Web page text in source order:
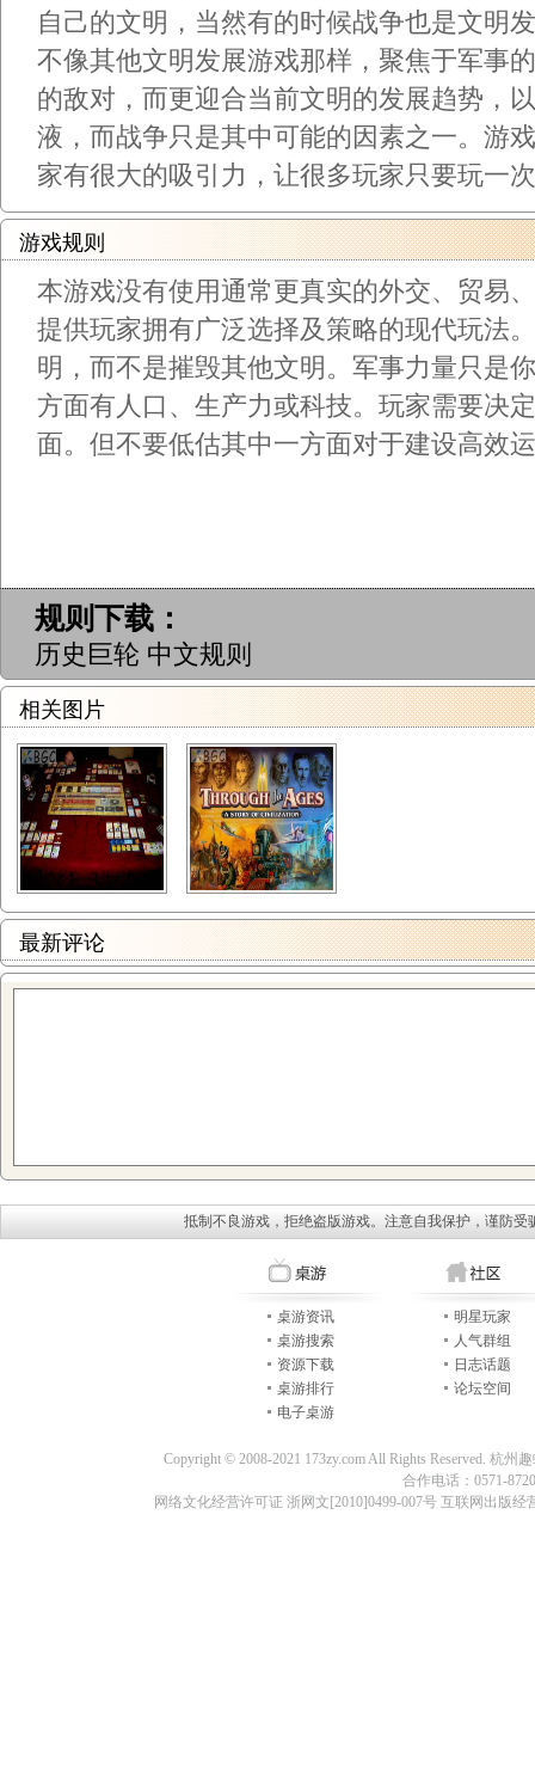
自己的文明，当然有的时候战争也是文明
不像其他文明发展游戏那样，聚焦于军事
的敌对，而更迎合当前文明的发展趋势，
液，而战争只是其中可能的因素之一。游
家有很大的吸引力，让很多玩家只要玩一
游戏规则
本游戏没有使用通常更真实的外交、贸易
提供玩家拥有广泛选择及策略的现代玩法
明，而不是摧毁其他文明。军事力量只是
方面有人口、生产力或科技。玩家需要决
面。但不要低估其中一方面对于建设高效
规则下载：
历史巨轮 中文规则
相关图片
最新评论
抵制不良游戏，拒绝盗版游戏。注意自我保护，谨防
桌游资讯
桌游搜索
资源下载
桌游排行
电子桌游
明星玩家
人气群组
日志话题
论坛空间
Copyright © 2008-2021 173zy.com All Rights Reserved. 杭
合作电话：0571-
网络文化经营许可证 浙网文[2010]0499-007号 互联网出版